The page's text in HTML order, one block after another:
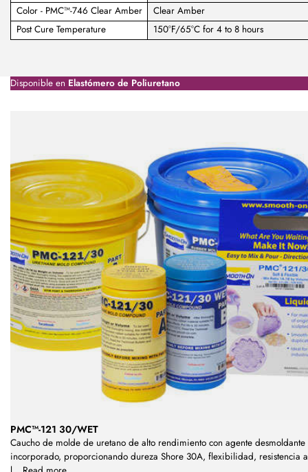
Color - PMC™-746 Clear Amber
Clear Amber
Post Cure Temperature
150°F/65°C for 4 to 8 hours
Disponible en Elastómero de Poliuretano
PMC™-121 30/WET
Caucho de molde de uretano de alto rendimiento con agente desmoldante
incorporado, proporcionando dureza Shore 30A, flexibilidad, resistencia a